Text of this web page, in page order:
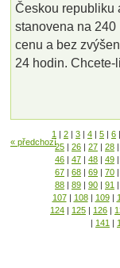
Českou republiku
stanovena na
cenu a bez
24 hodin.
« předchozí
1 | 2 | 3 | 4 | 5 | 6 |
25 | 26 | 27 | 28 |
46 | 47 | 48 | 49 |
67 | 68 | 69 | 70 |
88 | 89 | 90 | 91 |
107 | 108 | 109 |
124 | 125 | 126 |
| 141 |